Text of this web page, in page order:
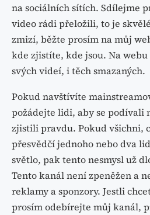
na sociálních sítích. Sdílejme
video rádi přeložili, to je
zmizí, běžte prosím na můj
kde zjistíte, kde jsou. Na
svých videí, i těch smazaných.
Pokud navštívíte
požádejte lidi, aby se podívali
zjistili pravdu. Pokud všichni,
přesvědčí jednoho nebo dva
světlo, pak tento nesmysl už
Tento kanál není zpeněžen a
reklamy a sponzory. Jestli
prosím odebírejte můj kanál,